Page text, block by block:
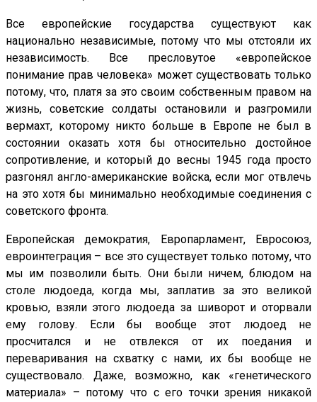
Все европейские государства существуют как
национально независимые, потому что мы отстояли их
независимость. Все пресловутое «европейское
понимание прав человека» может существовать только
потому, что, платя за это своим собственным правом на
жизнь, советские солдаты остановили и разгромили
вермахт, которому никто больше в Европе не был в
состоянии оказать хотя бы относительно достойное
сопротивление, и который до весны 1945 года просто
разгонял англо-американские войска, если мог отвлечь
на это хотя бы минимально необходимые соединения с
советского фронта.
Европейская демократия, Европарламент, Евросоюз,
евроинтеграция – все это существует только потому, что
мы им позволили быть. Они были ничем, блюдом на
столе людоеда, когда мы, заплатив за это великой
кровью, взяли этого людоеда за шиворот и оторвали
ему голову. Если бы вообще этот людоед не
просчитался и не отвлекся от их поедания и
переваривания на схватку с нами, их бы вообще не
существовало. Даже, возможно, как «генетического
материала» – потому что с его точки зрения никакой